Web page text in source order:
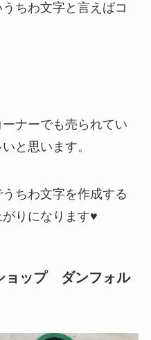
ちわ文字と言えばコ
ナーでも売られてい
と思います。
ちわ文字を作成する
りになります♥
ョップ ダンフォル